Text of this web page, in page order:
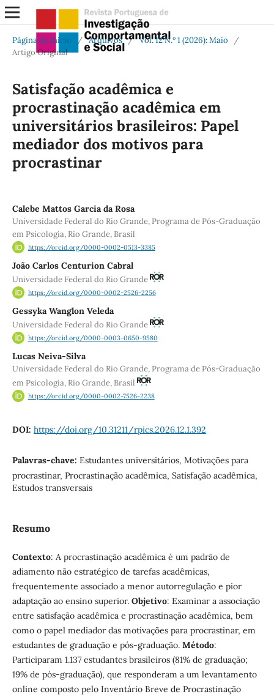
Página de Início / Arquivos / Vol. 12 N.º 1 (2026): Maio
/
Artigo Original
Satisfação acadêmica e
procrastinação acadêmica em
universitários brasileiros: Papel
mediador dos motivos para
procrastinar
Calebe Mattos Garcia da Rosa
Universidade Federal do Rio Grande, Programa de Pós-Graduação
em Psicologia, Rio Grande, Brasil
https://orcid.org/0000-0002-0513-3385
João Carlos Centurion Cabral
Universidade Federal do Rio Grande
https://orcid.org/0000-0002-2526-2256
Gessyka Wanglon Veleda
Universidade Federal do Rio Grande
https://orcid.org/0000-0003-0650-9580
Lucas Neiva-Silva
Universidade Federal do Rio Grande, Programa de Pós-Graduação
em Psicologia, Rio Grande, Brasil
https://orcid.org/0000-0002-7526-2238
DOI: https://doi.org/10.31211/rpics.2026.12.1.392
Palavras-chave: Estudantes universitários, Motivações para
procrastinar, Procrastinação acadêmica, Satisfação acadêmica,
Estudos transversais
Resumo
Contexto: A procrastinação acadêmica é um padrão de
adiamento não estratégico de tarefas acadêmicas,
frequentemente associado a menor autorregulação e pior
adaptação ao ensino superior. Objetivo: Examinar a associação
entre satisfação acadêmica e procrastinação acadêmica, bem
como o papel mediador das motivações para procrastinar, em
estudantes de graduação e pós-graduação. Método:
Participaram 1.137 estudantes brasileiros (81% de graduação;
19% de pós-graduação), que responderam a um levantamento
online composto pelo Inventário Breve de Procrastinação